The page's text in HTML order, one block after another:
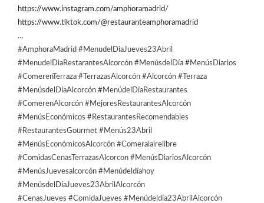
https://www.instagram.com/amphoramadrid/
https://www.tiktok.com/@restauranteamphoramadrid
…
#AmphoraMadrid #MenudelDiaJueves23Abril
#MenudelDiaRestarantesAlcorcón #MenúsdelDía #MenúsDiarios
#ComerenTerraza #TerrazasAlcorcón #Alcorcón #Terraza
#MenúsdelDíaAlcorcón #MenúdelDíaRestaurantes
#ComerenAlcorcón #MejoresRestaurantesAlcorcón
#MenúsEconómicos #RestaurantesRecomendables
#RestaurantesGourmet #Menús23Abril
#MenúsEconómicosAlcorcón #Comeralairelibre
#ComidasCenasTerrazasAlcorcon #MenúsDiariosAlcorcón
#MenúsJuevesalcorcón #Menúdeldíahoy
#MenúsdelDíaJueves23AbrilAlcorcón
#CenasJueves #ComidaJueves #Menúdeldía23AbrilAlcorcón